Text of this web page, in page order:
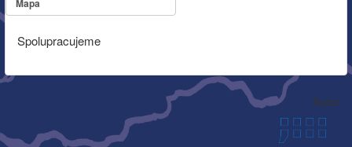
Mapa
Spolupracujeme
Autor